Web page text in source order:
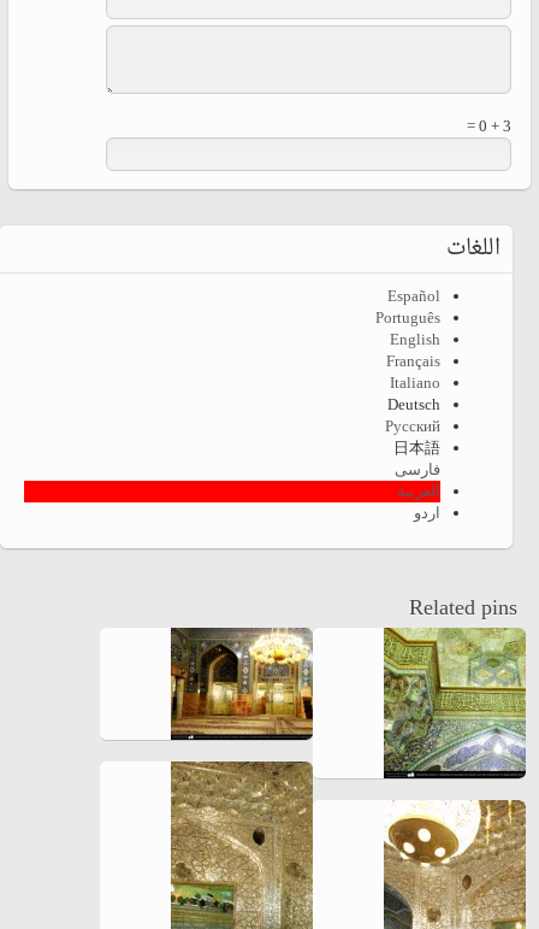
3 + 0 =
اللغات
Español
Português
English
Français
Italiano
Deutsch
Русский
日本語
فارسی
العربية
اردو
Related pins